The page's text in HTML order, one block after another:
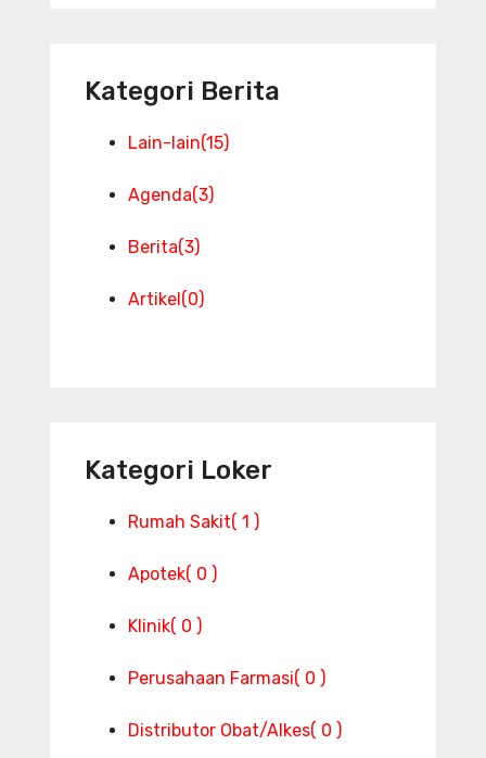
Kategori Berita
Lain-lain(15)
Agenda(3)
Berita(3)
Artikel(0)
Kategori Loker
Rumah Sakit( 1 )
Apotek( 0 )
Klinik( 0 )
Perusahaan Farmasi( 0 )
Distributor Obat/Alkes( 0 )